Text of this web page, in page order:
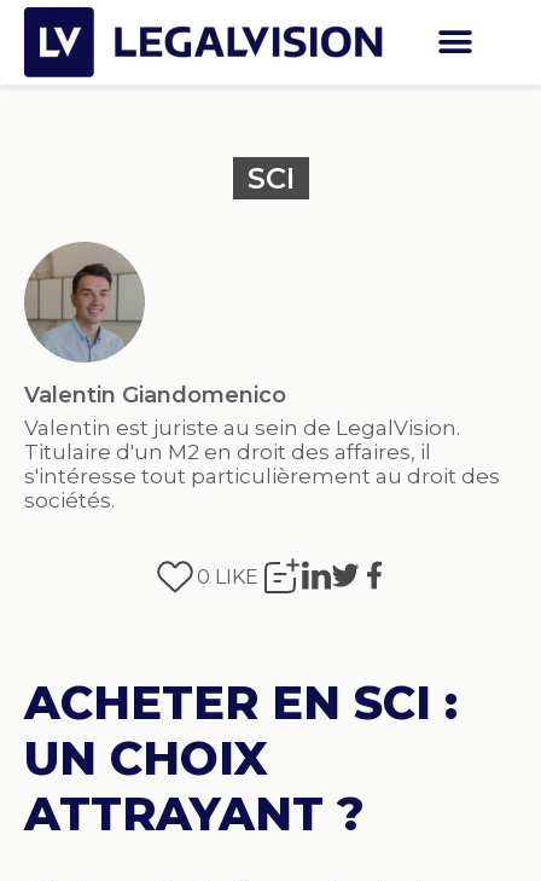
SCI
Valentin Giandomenico
Valentin est juriste au sein de LegalVision.
Titulaire d'un M2 en droit des affaires, il
s'intéresse tout particulièrement au droit des
sociétés.
0 LIKE
ACHETER EN SCI :
UN CHOIX
ATTRAYANT ?